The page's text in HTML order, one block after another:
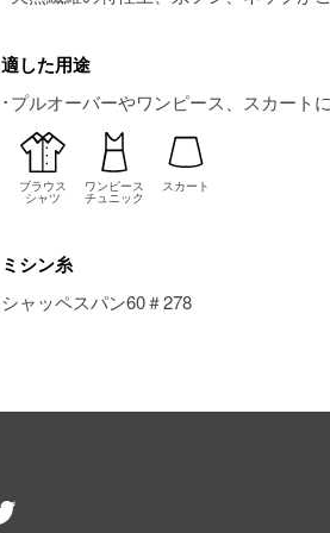
適した用途
･プルオーバーやワンピース、スカートに
ブラウス
シャツ
ワンピース
チュニック
スカート
ミシン糸
シャッペスパン60＃278